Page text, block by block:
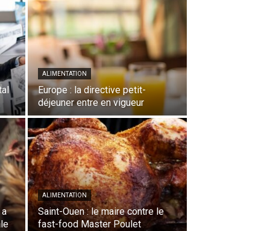
ALIMENTATION
Europe : la directive petit-
déjeuner entre en vigueur
ALIMENTATION
Saint-Ouen : le maire contre le
fast-food Master Poulet